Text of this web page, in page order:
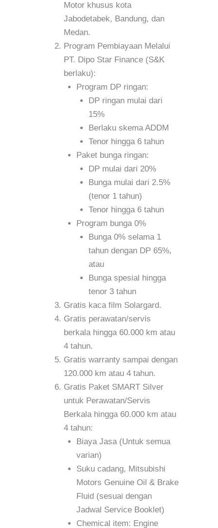
Motor khusus kota
Jabodetabek, Bandung, dan
Medan.
Program Pembiayaan Melalui
PT. Dipo Star Finance (S&K
berlaku):
Program DP ringan:
DP ringan mulai dari
15%
Berlaku skema ADDM
Tenor hingga 6 tahun
Paket bunga ringan:
DP mulai dari 20%
Bunga mulai dari 2.5%
(tenor 1 tahun)
Tenor hingga 6 tahun
Program bunga 0%
Bunga 0% selama 1
tahun dengan DP 65%,
atau
Bunga spesial hingga
tenor 3 tahun
Gratis kaca film Solargard.
Gratis perawatan/servis
berkala hingga 60.000 km atau
4 tahun.
Gratis warranty sampai dengan
120.000 km atau 4 tahun.
Gratis Paket SMART Silver
untuk Perawatan/Servis
Berkala hingga 60.000 km atau
4 tahun:
Biaya Jasa (Untuk semua
varian)
Suku cadang, Mitsubishi
Motors Genuine Oil & Brake
Fluid (sesuai dengan
Jadwal Service Booklet)
Chemical item: Engine